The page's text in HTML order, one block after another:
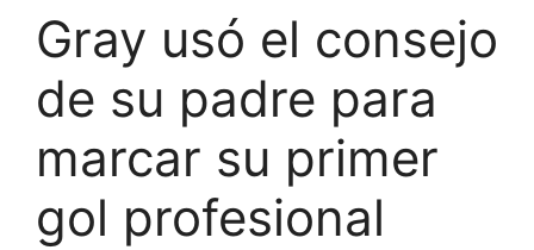
Gray usó el consejo
de su padre para
marcar su primer
gol profesional